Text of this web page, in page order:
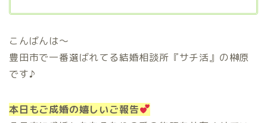
こんばんは〜
豊田市で一番選ばれてる結婚相談所『サチ活』の榊原
です♪
本日もご成婚の嬉しいご報告